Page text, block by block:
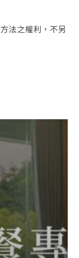
法之權利，不另